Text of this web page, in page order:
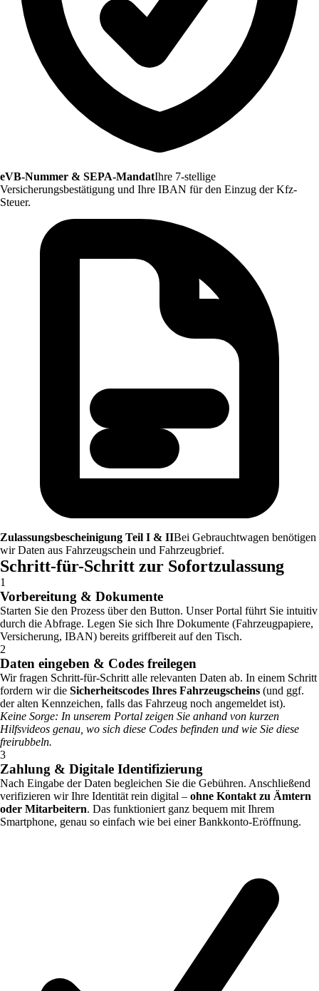
eVB-Nummer & SEPA-MandatIhre 7-stellige
Versicherungsbestätigung und Ihre IBAN für den Einzug der Kfz-
Steuer.
Zulassungsbescheinigung Teil I & IIBei Gebrauchtwagen benötigen
wir Daten aus Fahrzeugschein und Fahrzeugbrief.
Schritt-für-Schritt zur Sofortzulassung
1
Vorbereitung & Dokumente
Starten Sie den Prozess über den Button. Unser Portal führt Sie intuitiv
durch die Abfrage. Legen Sie sich Ihre Dokumente (Fahrzeugpapiere,
Versicherung, IBAN) bereits griffbereit auf den Tisch.
2
Daten eingeben & Codes freilegen
Wir fragen Schritt-für-Schritt alle relevanten Daten ab. In einem Schritt
fordern wir die Sicherheitscodes Ihres Fahrzeugscheins (und ggf.
der alten Kennzeichen, falls das Fahrzeug noch angemeldet ist).
Keine Sorge: In unserem Portal zeigen Sie anhand von kurzen
Hilfsvideos genau, wo sich diese Codes befinden und wie Sie diese
freirubbeln.
3
Zahlung & Digitale Identifizierung
Nach Eingabe der Daten begleichen Sie die Gebühren. Anschließend
verifizieren wir Ihre Identität rein digital – ohne Kontakt zu Ämtern
oder Mitarbeitern. Das funktioniert ganz bequem mit Ihrem
Smartphone, genau so einfach wie bei einer Bankkonto-Eröffnung.